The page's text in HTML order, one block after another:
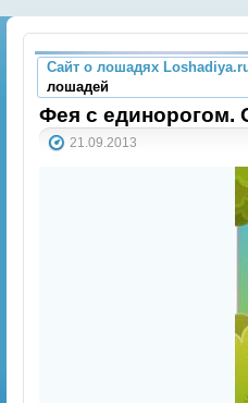
Сайт о лошадях
лошадей
Фея с единорогом.
21.09.2013